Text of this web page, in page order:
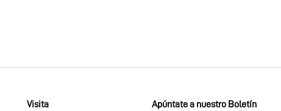
Visita Apúntate a nuestro Boletín